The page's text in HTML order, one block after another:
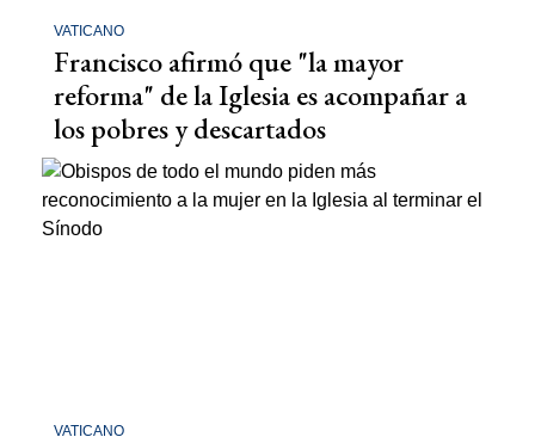
VATICANO
Francisco afirmó que "la mayor
reforma" de la Iglesia es acompañar a
los pobres y descartados
VATICANO